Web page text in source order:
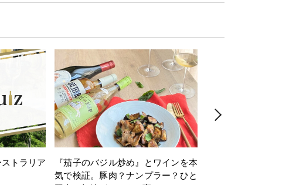
トラリア
『茄子のバジル炒め』とワインを本
気で検証。豚肉？ナンプラー？ひと